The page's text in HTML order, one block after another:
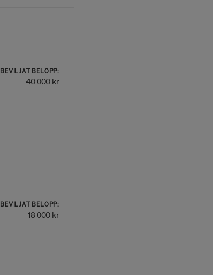
BEVILJAT BELOPP:
40 000 kr
BEVILJAT BELOPP:
18 000 kr